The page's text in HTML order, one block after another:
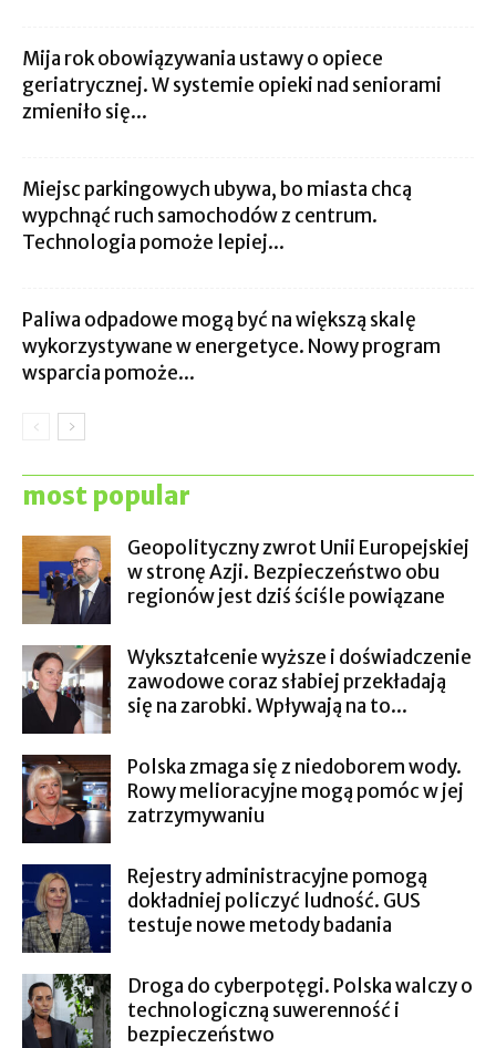
Mija rok obowiązywania ustawy o opiece
geriatrycznej. W systemie opieki nad seniorami
zmieniło się...
Miejsc parkingowych ubywa, bo miasta chcą
wypchnąć ruch samochodów z centrum.
Technologia pomoże lepiej...
Paliwa odpadowe mogą być na większą skalę
wykorzystywane w energetyce. Nowy program
wsparcia pomoże...
most popular
Geopolityczny zwrot Unii Europejskiej
w stronę Azji. Bezpieczeństwo obu
regionów jest dziś ściśle powiązane
Wykształcenie wyższe i doświadczenie
zawodowe coraz słabiej przekładają
się na zarobki. Wpływają na to...
Polska zmaga się z niedoborem wody.
Rowy melioracyjne mogą pomóc w jej
zatrzymywaniu
Rejestry administracyjne pomogą
dokładniej policzyć ludność. GUS
testuje nowe metody badania
Droga do cyberpotęgi. Polska walczy o
technologiczną suwerenność i
bezpieczeństwo